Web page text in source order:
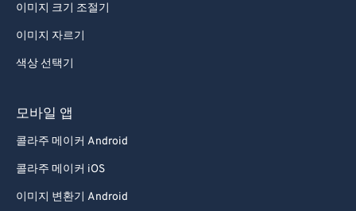
이미지 크기 조절기
이미지 자르기
색상 선택기
모바일 앱
콜라주 메이커 Android
콜라주 메이커 iOS
이미지 변환기 Android